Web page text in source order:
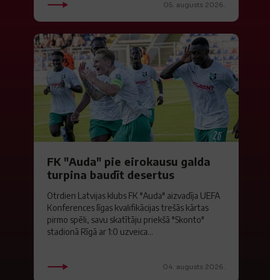
05. augusts 2026.
FK "Auda" pie eirokausu galda
turpina baudīt desertus
Otrdien Latvijas klubs FK "Auda" aizvadīja UEFA
Konferences līgas kvalifikācijas trešās kārtas
pirmo spēli, savu skatītāju priekšā "Skonto"
stadionā Rīgā ar 1:0 uzveica...
04. augusts 2026.